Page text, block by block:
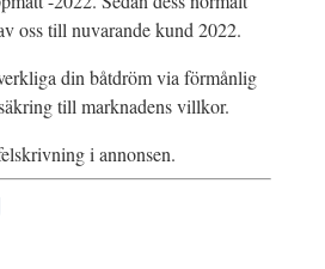
oss till nuvarande kund 2022.
din båtdröm via förmånlig
till marknadens villkor.
i annonsen.